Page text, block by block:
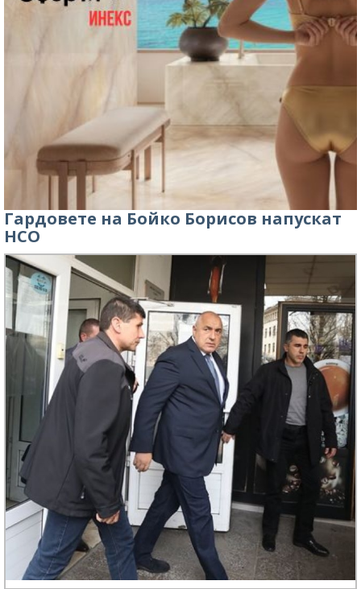
Гардовете на Бойко Борисов напускат
НСО